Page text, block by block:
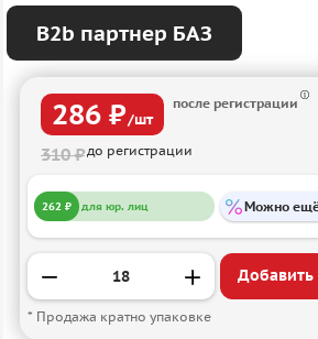
B2b партнер БАЗ
286 ₽/шт
после регистрации
310 ₽до регистрации
262 ₽ для юр. лиц Можно
Добавить
* Продажа кратно упаковке